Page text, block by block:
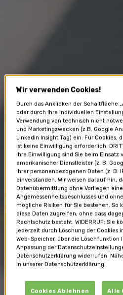
Wir verwenden Cookies!
Durch das Anklicken der Schaltfläche
oder durch Ihre individuellen
Verwendung von technisch nicht
und Marketingzwecken (z.B. Google
Linkedin Insight Tag) ein. Für Cookies,
ist keine Einwilligung erforderlich.
Ihre Einwilligung sind Sie beim Einsatz
amerikanischer Dienstleister (z. B.
Ihrer personenbezogenen Daten (z. B.
einverstanden. Wir weisen darauf hin,
Datenübermittlung ohne Vorliegen
Angemessenheitsbeschlusses und
mögliche Risiken für Sie bestehen. So
diese Daten zugreifen, ohne dass
Rechtschutz besteht. WIDERRUF: Sie
jederzeit durch Löschung der Cookies
Web-Speicher, über die Löschfunktion
Anpassung der
Datenschutzerklärung widerrufen.
in unserer Datenschutzerklärung.
Cookies Ablehnen Alle